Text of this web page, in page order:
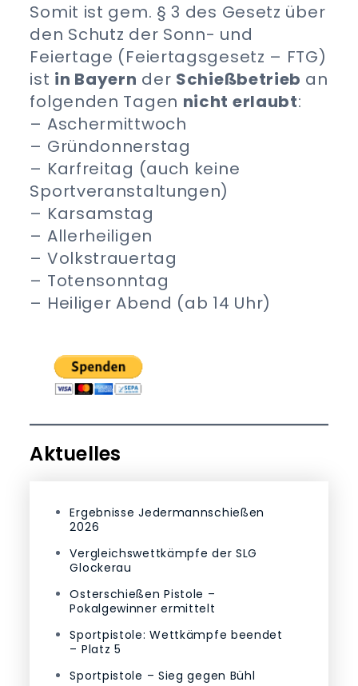
Somit ist gem. § 3 des Gesetz über
den Schutz der Sonn- und
Feiertage (Feiertagsgesetz – FTG)
ist in Bayern der Schießbetrieb an
folgenden Tagen nicht erlaubt:
– Aschermittwoch
– Gründonnerstag
– Karfreitag (auch keine
Sportveranstaltungen)
– Karsamstag
– Allerheiligen
– Volkstrauertag
– Totensonntag
– Heiliger Abend (ab 14 Uhr)
Aktuelles
Ergebnisse Jedermannschießen
2026
Vergleichswettkämpfe der SLG
Glockerau
Osterschießen Pistole –
Pokalgewinner ermittelt
Sportpistole: Wettkämpfe beendet
– Platz 5
Sportpistole – Sieg gegen Bühl